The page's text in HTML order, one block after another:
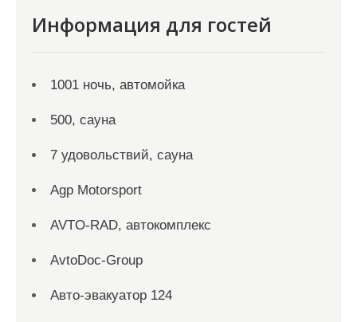
Информация для гостей
1001 ночь, автомойка
500, сауна
7 удовольствий, сауна
Agp Motorsport
AVTO-RAD, автокомплекс
AvtoDoc-Group
Aвто-эвакуатор 124